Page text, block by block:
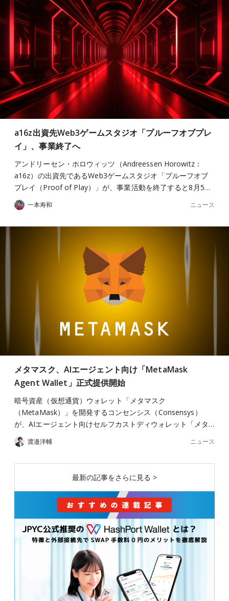
a16z出資先Web3ゲームスタジオ「プルーフオブプレ
イ」、事業終了へ
アンドリーセン・ホロウィッツ（Andreessen Horowitz：
a16z）の出資先であるWeb3ゲームスタジオ「プルーフオブ
プレイ（Proof of Play）」が、事業活動を終了すると8月5…
一本寿和 ニュース
メタマスク、AIエージェント向け「MetaMask
Agent Wallet」正式提供開始
暗号資産（仮想通貨）ウォレット「メタマスク
（MetaMask）」を開発するコンセンシス（Consensys）
が、AIエージェント向けセルフカストディウォレット「メタ…
渡邉洋輔 ニュース
最新の記事をさらに見る >